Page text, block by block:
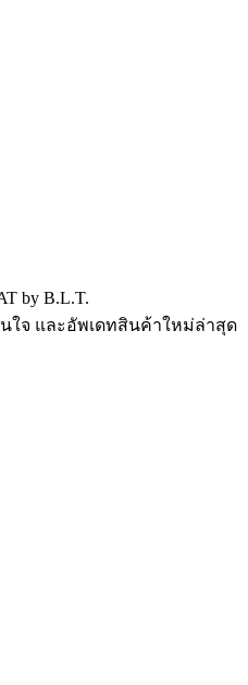
by B.L.T.
ใจ และอัพเดทสินค้าใหม่ล่าสุด